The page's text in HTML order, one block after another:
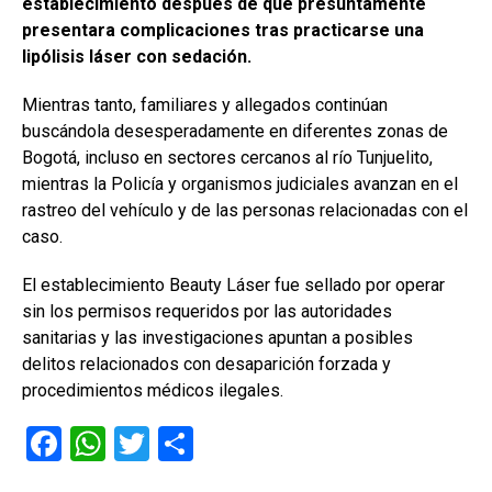
presentara complicaciones tras practicarse una
lipólisis láser con sedación.
Mientras tanto, familiares y allegados continúan
buscándola desesperadamente en diferentes zonas de
Bogotá, incluso en sectores cercanos al río Tunjuelito,
mientras la Policía y organismos judiciales avanzan en el
rastreo del vehículo y de las personas relacionadas con el
caso.
El establecimiento Beauty Láser fue sellado por operar
sin los permisos requeridos por las autoridades
sanitarias y las investigaciones apuntan a posibles
delitos relacionados con desaparición forzada y
procedimientos médicos ilegales.
F
W T